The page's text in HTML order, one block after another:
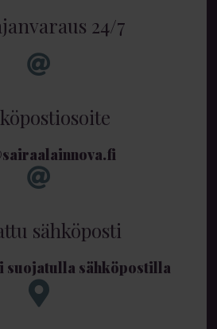
24/7
sähköposti
suojatulla sähköpostilla